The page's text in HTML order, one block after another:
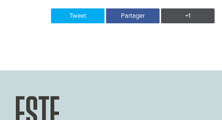
Tweet Partager +1